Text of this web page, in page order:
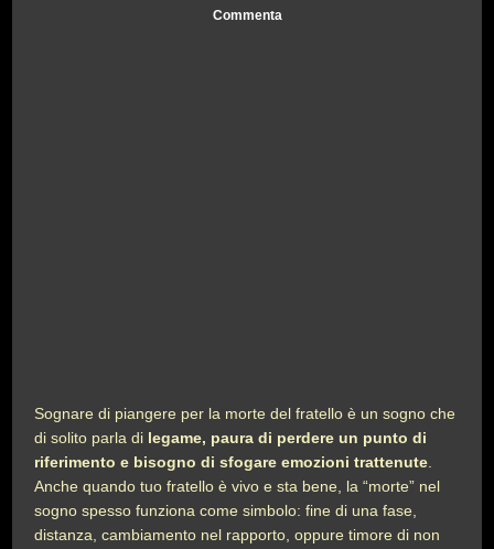
Commenta
Sognare di piangere per la morte del fratello è un sogno che
di solito parla di legame, paura di perdere un punto di
riferimento e bisogno di sfogare emozioni trattenute
Anche quando tuo fratello è vivo e sta bene, la “morte” nel
sogno spesso funziona come simbolo: fine di una fase,
distanza, cambiamento nel rapporto, oppure timore di non